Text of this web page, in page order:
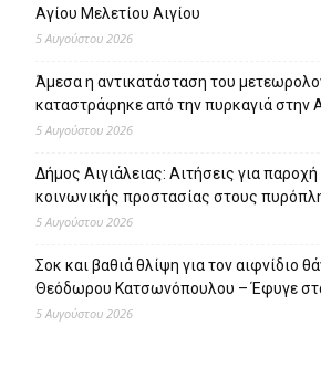
Αγίου Μελετίου Αιγίου
5 Αυγούστου 2026
Άμεσα η αντικατάσταση του
καταστράφηκε από την πυρκαγιά στην
5 Αυγούστου 2026
Δήμος Αιγιάλειας: Αιτήσεις για
κοινωνικής προστασίας στους
5 Αυγούστου 2026
Σοκ και βαθιά θλίψη για τον αιφνίδιο
Θεόδωρου Κατσωνόπουλου – Έφυγε
5 Αυγούστου 2026